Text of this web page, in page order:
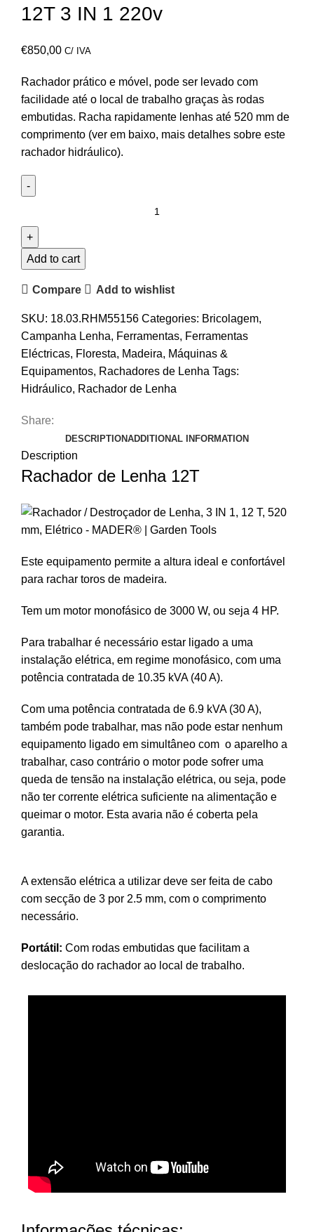
12T 3 IN 1 220v
€850,00 C/ IVA
Rachador prático e móvel, pode ser levado com
facilidade até o local de trabalho graças às rodas
embutidas. Racha rapidamente lenhas até 520 mm de
comprimento (ver em baixo, mais detalhes sobre este
rachador hidráulico).
Add to cart
Compare Add to wishlist
SKU: 18.03.RHM55156 Categories: Bricolagem,
Campanha Lenha, Ferramentas, Ferramentas
Eléctricas, Floresta, Madeira, Máquinas &
Equipamentos, Rachadores de Lenha Tags:
Hidráulico, Rachador de Lenha
Share:
DESCRIPTIONADDITIONAL INFORMATION
Description
Rachador de Lenha 12T
Este equipamento permite a altura ideal e confortável
para rachar toros de madeira.
Tem um motor monofásico de 3000 W, ou seja 4 HP.
Para trabalhar é necessário estar ligado a uma
instalação elétrica, em regime monofásico, com uma
potência contratada de 10.35 kVA (40 A).
Com uma potência contratada de 6.9 kVA (30 A),
também pode trabalhar, mas não pode estar nenhum
equipamento ligado em simultâneo com o aparelho a
trabalhar, caso contrário o motor pode sofrer uma
queda de tensão na instalação elétrica, ou seja, pode
não ter corrente elétrica suficiente na alimentação e
queimar o motor. Esta avaria não é coberta pela
garantia.
A extensão elétrica a utilizar deve ser feita de cabo
com secção de 3 por 2.5 mm, com o comprimento
necessário.
Portátil: Com rodas embutidas que facilitam a
deslocação do rachador ao local de trabalho.